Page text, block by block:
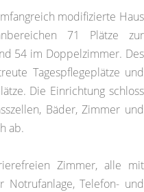
modifizierte Haus
71 Plätze zur
54 im Doppelzimmer. Des
Tagespflegeplätze und
Die Einrichtung schloss
Bäder, Zimmer und
ab.
Zimmer, alle mit
Notrufanlage, Telefon- und